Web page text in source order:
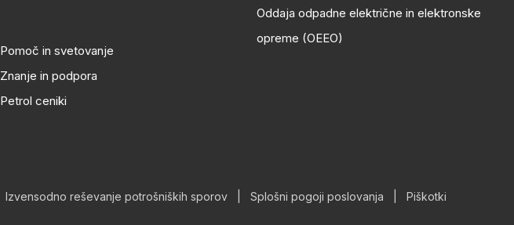
Pomoč in svetovanje
Znanje in podpora
Petrol ceniki
Oddaja odpadne električne in elektronske
opreme (OEEO)
Izvensodno reševanje potrošniških sporov Splošni pogoji poslovanja
Piškotki